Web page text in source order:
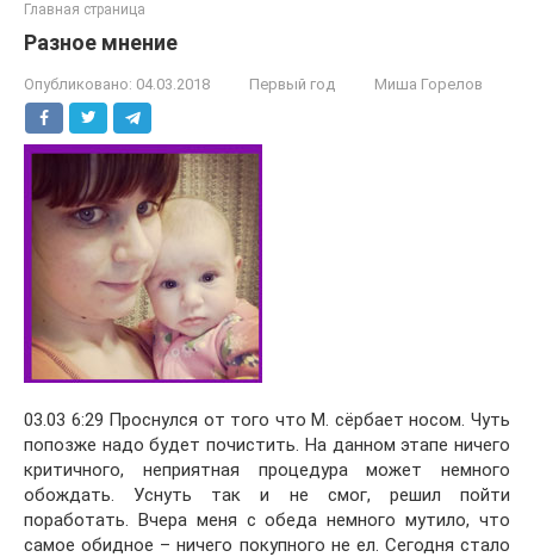
Главная страница
Разное мнение
Опубликовано: 04.03.2018 Первый год Миша Горелов
03.03 6:29 Проснулся от того что М. сёрбает носом. Чуть
попозже надо будет почистить. На данном этапе ничего
критичного, неприятная процедура может немного
обождать. Уснуть так и не смог, решил пойти
поработать. Вчера меня с обеда немного мутило, что
самое обидное – ничего покупного не ел. Сегодня стало